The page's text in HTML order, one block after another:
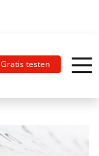
Gratis testen